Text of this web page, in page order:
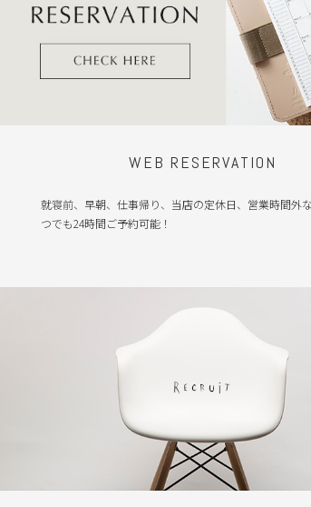
WEB RESERVATION
就寝前、早朝、仕事帰り、当店の定休日、営業時間外
つでも24時間ご予約可能！